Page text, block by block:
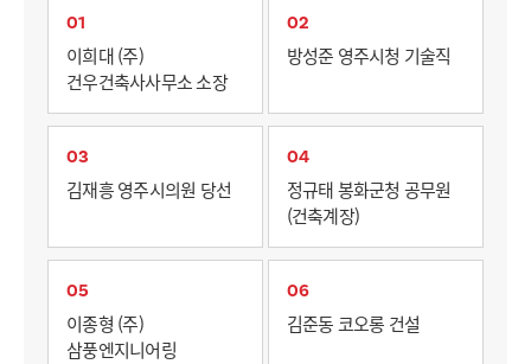
01
이희대 (주)
건우건축사사무소 소장
02
방성준 영주시청 기술직
03
김재흥 영주시의원 당선
04
정규태 봉화군청 공무원
(건축계장)
05
이종형 (주)
삼풍엔지니어링
06
김준동 코오롱 건설